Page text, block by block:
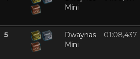
Mini
5
Dwaynas
Mini
01:08,437